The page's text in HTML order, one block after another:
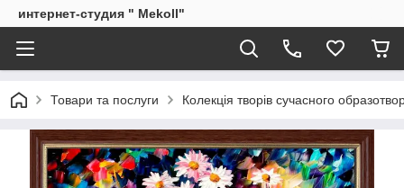
интернет-студия " Mekoll"
Товари та послуги Колекція творів сучасного